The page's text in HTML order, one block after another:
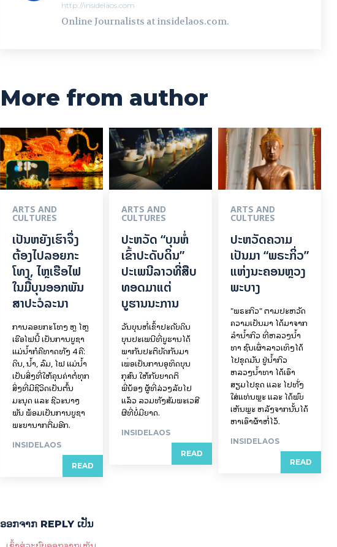
http://insidelaos.com
Online Journalists at insidelaos.com.
More from author
ARTS AND
CULTURES
ເປັນ​ຫຍັງ​ເຮົາ​ຈຶ່ງ​
ຕ້ອງ​ໄປລອຍ​ກະ​
ໂທງ, ໄຫຼ​ເຮືອ​ໄຟ
ໃນ​ມື້​​ບຸນ​ອອກ​ພັນ​
ສາ​ປະ​ວໍ​ລະ​ນາ
ການລອຍ​ກະ​ໂທງ ຫຼື ໄຫຼ
ເຮືອໄຟນີ້ ເປັນການບູຊາ
ແມ່ນໍ້າກໍຄືທາດທັງ 4 ຄື:
ດິນ, ນໍ້າ, ລົມ, ໄຟ ແມ່ນໍ້າ
ເປັນສິ່ງທີ່ໃຫ້ຄຸນຄ່າຕໍ່ທຸກ
ສິ່ງທີ່ມີຊີວິດເປັນຕົ້ນ
ມະນຸດ ແລະ ຊີວະນາໆ
ພັນ ພ້ອມເປັນການບູຊາ
ພະຍານາກຕື່ມອີກ.
INSIDELAOS
READ
ARTS AND
CULTURES
ປະຫວັດ “ບຸນຫໍ່
ເຂົ້າປະດັບດິນ”
ປະເພນີລາວທີ່ສືບ
ທອດມາແຕ່
ບູຮານນະການ
ວັນບຸນຫໍ່ເຂົ້າປະດັບດິນ
ບຸນປະເພນີທີ່ບູຮານໄດ້
ພາກັນປະຕິບັດກັນມາ
ເພື່ອເປັນການອຸທິດບຸນ
ກຸສົນ ໃຫ້ກັບຍາດຕິ
ພີ່ນ້ອງ ຜູ້ທີ່ລ່ວງລັບໄປ
ແລ້ວ ລວມທັງສັມພະເວສີ
ຜີທີ່ບໍ່ມີຍາດ.
INSIDELAOS
READ
ARTS AND
CULTURES
ປະຫວັດຄວາມ
ເປັນມາ “ພຣະກິ່ວ”
ແຫ່ງນະຄອນຫຼວງ
ພະບາງ
"ພຣະກິວ" ຕາມປະຫວັດ
ຄວາມເປັນມາ ໄດ້ມາຈາກ
ລຳນ້ຳກິວ ທີ່ຫລວງນ້ຳ
ທາ ຊົນເຜົ່າລາວເທິງໄດ້
ໄປຂຸດມັນ ຢູ່ນ້ຳກິວ
ຫລວງນ້ຳທາ ໄດ້ເອົາ
ສຽມໄປຂຸດ ແລະ ໄປທັ່ງ
ໃສ່ແທ່ນພຼະ ແລະ ໄດ້ພົບ
ເຫັນພຼະ ຫລັງຈາກນັ້ນໄດ້
ຫາເອົາຜ້າຫໍ່ໄວ້.
INSIDELAOS
READ
ອອກ​ຈາກ REPLY ເປັນ